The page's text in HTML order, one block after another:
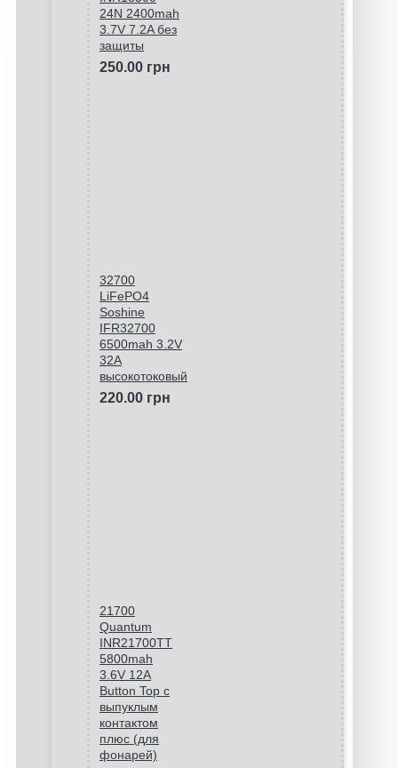
24N 2400mah
3.7V 7.2A без
защиты
250.00 грн
32700
LiFePO4
Soshine
IFR32700
6500mah 3.2V
32A
высокотоковый
220.00 грн
21700
Quantum
INR21700TT
5800mah
3.6V 12A
Button Top с
выпуклым
контактом
плюс (для
фонарей)